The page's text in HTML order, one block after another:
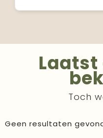
Laatst
Toch
Geen resultaten